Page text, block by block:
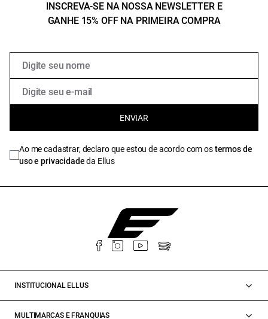
INSCREVA-SE NA NOSSA NEWSLETTER E
GANHE 15% OFF NA PRIMEIRA COMPRA
ENVIAR
Ao me cadastrar, declaro que estou de acordo com ostermos de
uso e privacidadeda Ellus
INSTITUCIONAL ELLUS
MULTIMARCAS E FRANQUIAS